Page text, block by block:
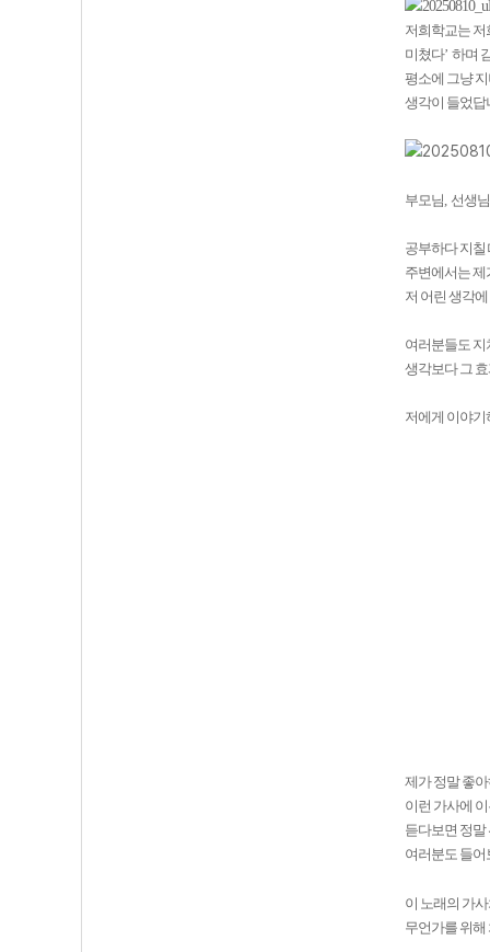
저희학교는
미쳤다’ 하며
평소에 그냥
생각이 들었답
부모님, 선생님
공부하다 지칠
주변에서는 제
저 어린 생각
여러분들도
생각보다 그
저에게 이야
제가 정말 좋
이런 가사에
듣다보면 정
여러분도 들어
이 노래의 가
무언가를 위해